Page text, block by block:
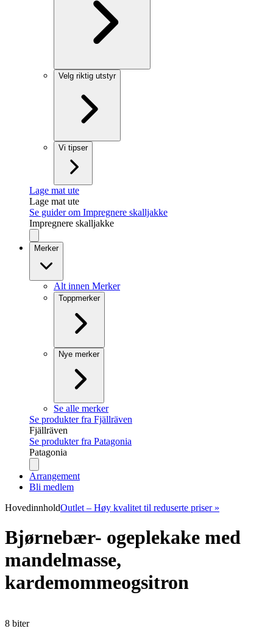
Velg riktig utstyr
Vi tipser
Lage mat ute
Lage mat ute
Se guider om Impregnere skalljakke
Impregnere skalljakke
Merker
Alt innen Merker
Toppmerker
Nye merker
Se alle merker
Se produkter fra Fjällräven
Fjällräven
Se produkter fra Patagonia
Patagonia
Arrangement
Bli medlem
HovedinnholdOutlet – Høy kvalitet til reduserte priser »
Bjørnebær- ogeplekake med
mandelmasse,
kardemommeogsitron
8 biter